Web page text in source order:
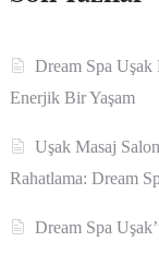
Dream Spa Uşak
Enerjik Bir Yaşam
Uşak Masaj
Rahatlama: Dream
Dream Spa